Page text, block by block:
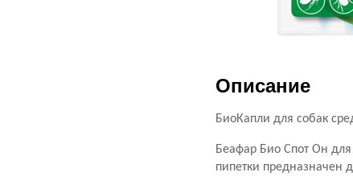
Описание
БиоКапли для собак
Беафар Био Спот Он для
пипетки предназначен